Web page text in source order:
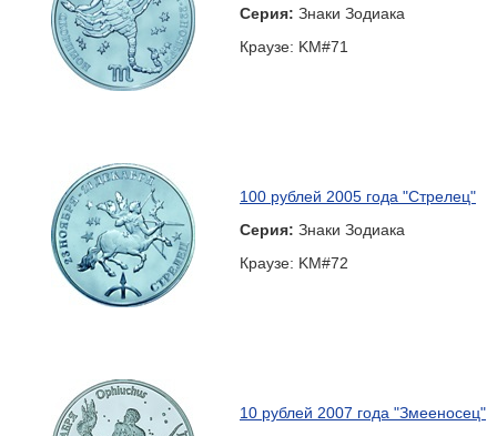
Серия: Знаки Зодиака
Краузе: KM#71
100 рублей 2005 года "Стрелец"
Серия: Знаки Зодиака
Краузе: KM#72
10 рублей 2007 года "Змееносец"